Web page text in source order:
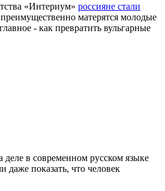
«Интериум» россияне стали
матерятся молодые
- как превратить вульгарные
в современном русском языке
показать, что человек